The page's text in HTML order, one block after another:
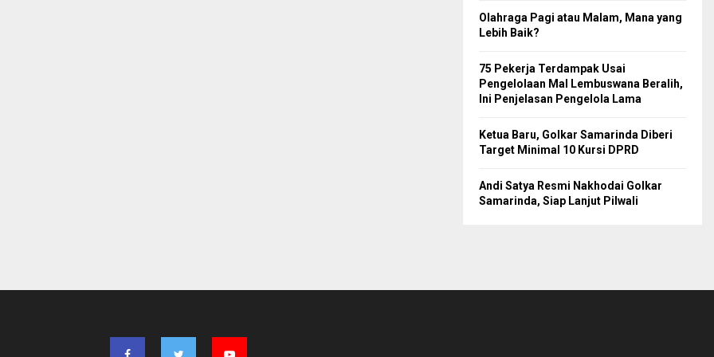
Olahraga Pagi atau Malam, Mana yang
Lebih Baik?
75 Pekerja Terdampak Usai
Pengelolaan Mal Lembuswana Beralih,
Ini Penjelasan Pengelola Lama
Ketua Baru, Golkar Samarinda Diberi
Target Minimal 10 Kursi DPRD
Andi Satya Resmi Nakhodai Golkar
Samarinda, Siap Lanjut Pilwali